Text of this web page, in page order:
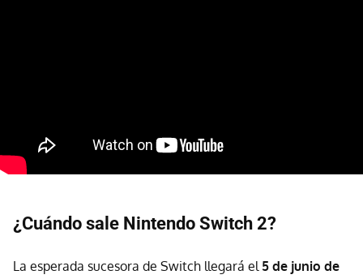
¿Cuándo sale Nintendo Switch 2?
La esperada sucesora de Switch llegará el 5 de junio de